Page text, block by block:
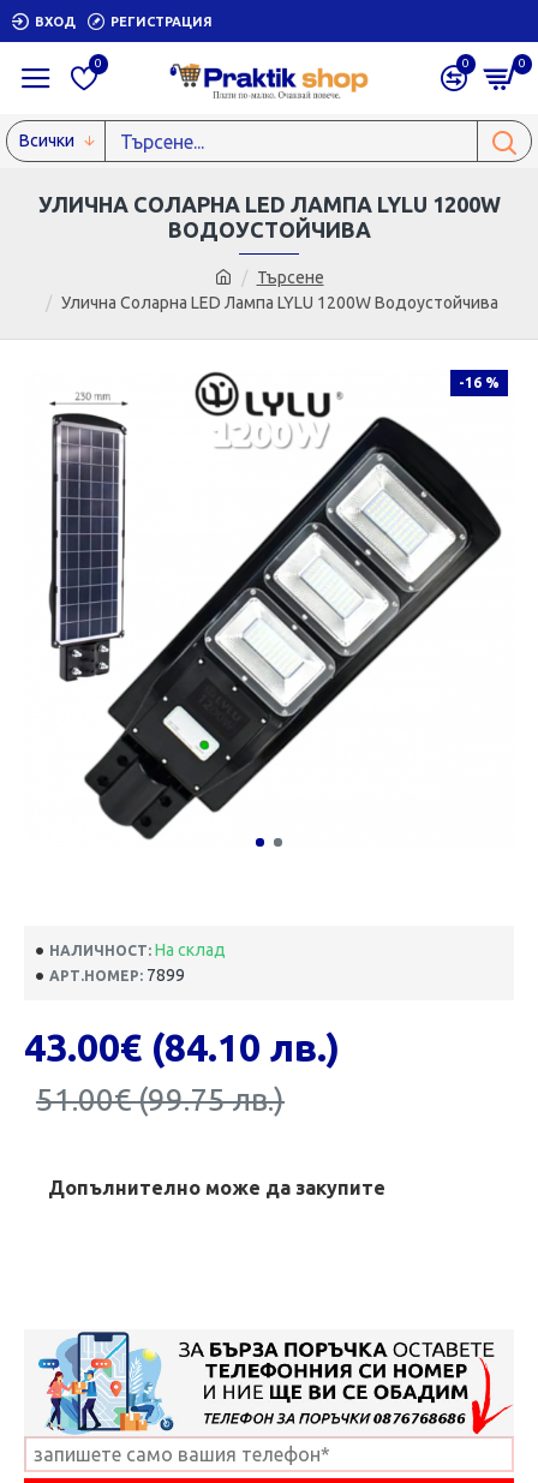
ВХОД РЕГИСТРАЦИЯ
0 0 0
Всички
Търсене
Улична Соларна LED Лампа LYLU 1200W Водоустойчива
УЛИЧНА СОЛАРНА LED ЛАМПА LYLU 1200W
ВОДОУСТОЙЧИВА
-16 %
НАЛИЧНОСТ: На склад
АРТ.НОМЕР: 7899
51.00€ (99.75 лв.)
43.00€ (84.10 лв.)
Допълнително може да закупите